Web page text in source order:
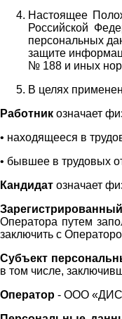
Настоящее
Российской
персональных
защите
№ 188 и иных
В целях
Работник означает
• находящееся в
• бывшее в трудовых
Кандидат означает
Оператора путем
заключить с
Субъект
в том числе,
Оператор - ООО «